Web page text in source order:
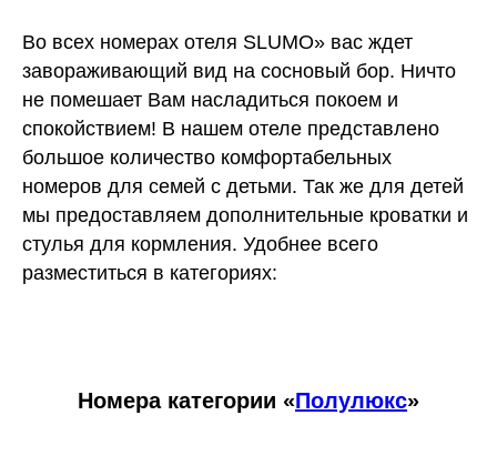
Во всех номерах отеля SLUMO» вас ждет
завораживающий вид на сосновый бор. Ничто
не помешает Вам насладиться покоем и
спокойствием! В нашем отеле представлено
большое количество комфортабельных
номеров для семей с детьми. Так же для детей
мы предоставляем дополнительные кроватки и
стулья для кормления. Удобнее всего
разместиться в категориях:
Номера категории «Полулюкс»